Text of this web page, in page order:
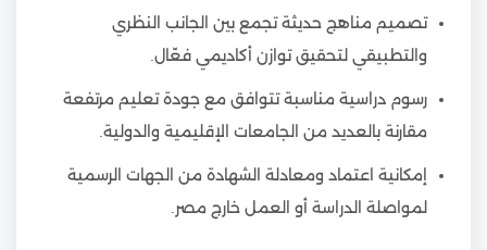
تصميم مناهج حديثة تجمع بين الجانب النظري
والتطبيقي لتحقيق توازن أكاديمي فعّال.
رسوم دراسية مناسبة تتوافق مع جودة تعليم مرتفعة
مقارنة بالعديد من الجامعات الإقليمية والدولية.
إمكانية اعتماد ومعادلة الشهادة من الجهات الرسمية
لمواصلة الدراسة أو العمل خارج مصر.